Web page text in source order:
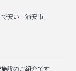
安い「浦安市」
設のご紹介です